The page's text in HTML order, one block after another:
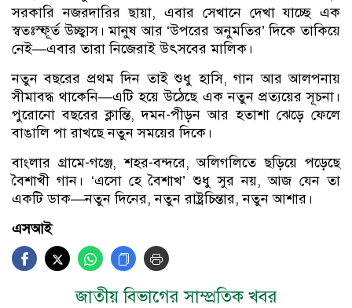
সরকারি নজরদারির ছায়া, এবার সেখানে দেখা যাচ্ছে এক
স্বতঃস্ফূর্ত উচ্ছ্বাস। মানুষ আর ‘উপরের অনুমতির’ দিকে তাকিয়ে
নেই—এবার তারা নিজেরাই উৎসবের মালিক।
নতুন বছরের প্রথম দিন তাই শুধু হাসি, গান আর আলপনায়
সীমাবদ্ধ থাকেনি—এটি হয়ে উঠেছে এক নতুন প্রত্যয়ের সূচনা।
পুরোনো বছরের ক্লান্তি, দমন-পীড়ন আর হতাশা ঝেড়ে ফেলে
বাঙালি পা রাখছে নতুন সময়ের দিকে।
বাংলার গ্রামে-গঞ্জে, শহর-বন্দরে, অলিগলিতে ছড়িয়ে পড়েছে
বৈশাখী গান। ‘এসো হে বৈশাখ’ শুধু সুর নয়, আজ যেন তা
একটি ডাক—নতুন দিনের, নতুন রাষ্ট্রচিন্তার, নতুন আশার।
এসআই
জাতীয় বিভাগের সাম্প্রতিক খবর